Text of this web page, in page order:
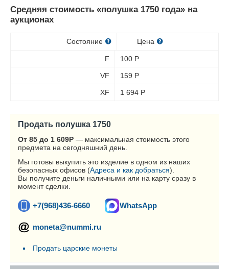
Средняя стоимость «полушка 1750 года» на
аукционах
Состояние Цена
F 100 Р
VF 159 Р
XF 1 694 Р
Продать полушка 1750
От 85 до 1 609Р — максимальная стоимость этого
предмета на сегодняшний день.
Мы готовы выкупить это изделие в одном из наших
безопасных офисов (Адреса и как добраться).
Вы получите деньги наличными или на карту сразу в
момент сделки.
+7(968)436-6660 WhatsApp
moneta@nummi.ru
Продать царские монеты